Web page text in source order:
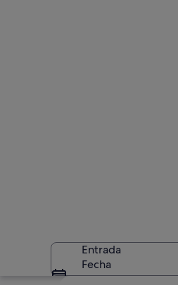
Entrada
Fecha